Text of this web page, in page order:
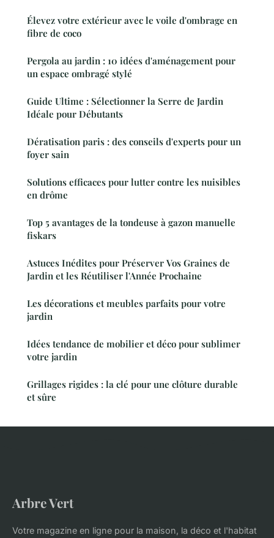
Élevez votre extérieur avec le voile d'ombrage en
fibre de coco
Pergola au jardin : 10 idées d'aménagement pour
un espace ombragé stylé
Guide Ultime : Sélectionner la Serre de Jardin
Idéale pour Débutants
Dératisation paris : des conseils d'experts pour un
foyer sain
Solutions efficaces pour lutter contre les nuisibles
en drôme
Top 5 avantages de la tondeuse à gazon manuelle
fiskars
Astuces Inédites pour Préserver Vos Graines de
Jardin et les Réutiliser l'Année Prochaine
Les décorations et meubles parfaits pour votre
jardin
Idées tendance de mobilier et déco pour sublimer
votre jardin
Grillages rigides : la clé pour une clôture durable
et sûre
Arbre Vert
Votre magazine en ligne pour la maison, la déco et l'habitat